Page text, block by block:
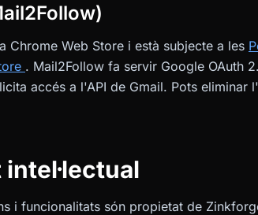
Chrome Web Store i està subjecte a les
. Mail2Follow fa servir Google OAuth
accés a l'API de Gmail. Pots eliminar
i funcionalitats són propietat de